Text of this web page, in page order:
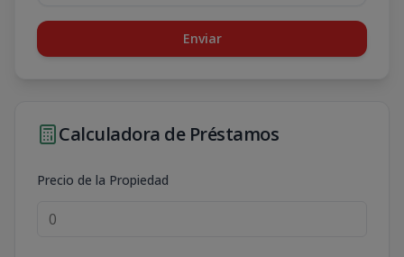
Enviar
Calculadora de Préstamos
Precio de la Propiedad